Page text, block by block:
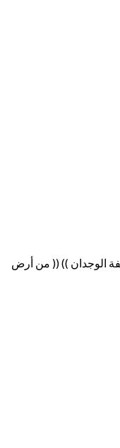
الوجدان )) (( من أرض